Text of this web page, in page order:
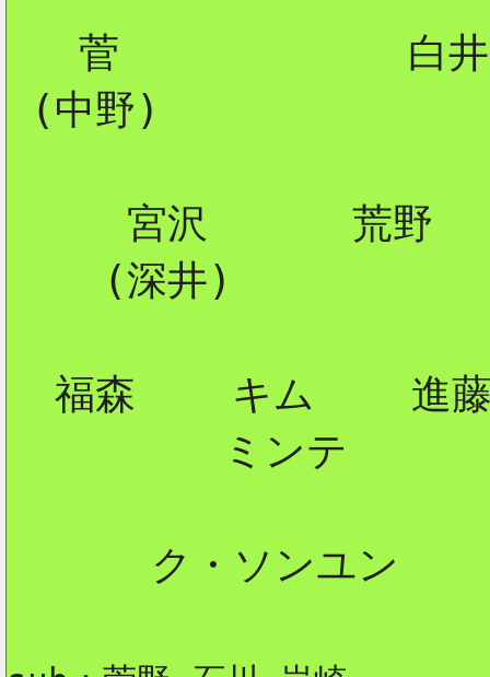
   菅            白井
(中野)
     宮沢      荒野
    (深井)
福森    キム    進
         ミンテ
      ク・ソンユン